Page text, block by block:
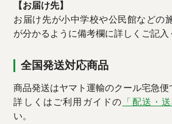
【お届け先】
お届け先が小中学校や公民館などの
が分かるように備考欄に詳しくご記入
全国発送対応商品
商品発送はヤマト運輸のクール宅急便
詳しくはご利用ガイドの 「配送・送
い。